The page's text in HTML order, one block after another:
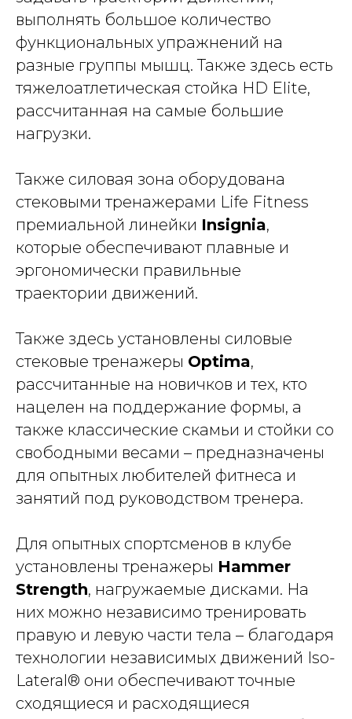
выполнять большое количество
функциональных упражнений на
разные группы мышц. Также здесь есть
тяжелоатлетическая стойка HD Elite,
рассчитанная на самые большие
нагрузки.
Также силовая зона оборудована
стековыми тренажерами Life Fitness
премиальной линейки Insignia,
которые обеспечивают плавные и
эргономически правильные
траектории движений.
Также здесь установлены силовые
стековые тренажеры Optima,
рассчитанные на новичков и тех, кто
нацелен на поддержание формы, а
также классические скамьи и стойки со
свободными весами – предназначены
для опытных любителей фитнеса и
занятий под руководством тренера.
Для опытных спортсменов в клубе
установлены тренажеры Hammer
Strength, нагружаемые дисками. На
них можно независимо тренировать
правую и левую части тела – благодаря
технологии независимых движений Iso-
Lateral® они обеспечивают точные
сходящиеся и расходящиеся